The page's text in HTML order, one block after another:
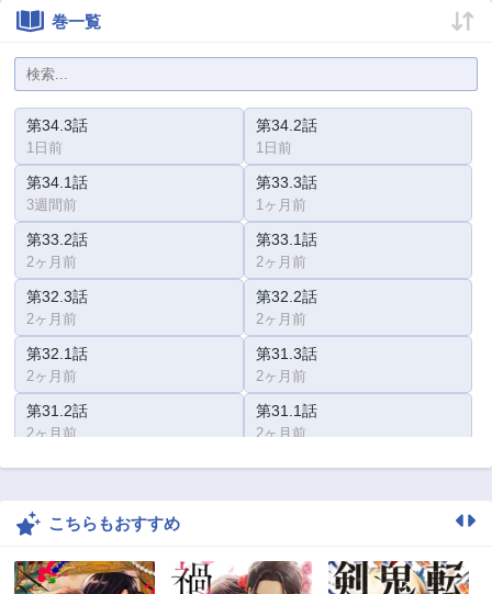
巻一覧
第34.3話
1日前
第34.2話
1日前
第34.1話
3週間前
第33.3話
1ヶ月前
第33.2話
2ヶ月前
第33.1話
2ヶ月前
第32.3話
2ヶ月前
第32.2話
2ヶ月前
第32.1話
2ヶ月前
第31.3話
2ヶ月前
第31.2話
2ヶ月前
第31.1話
2ヶ月前
第30.3話 第30.2話
第30.1話
第29.2話 第29.1話
こちらもおすすめ